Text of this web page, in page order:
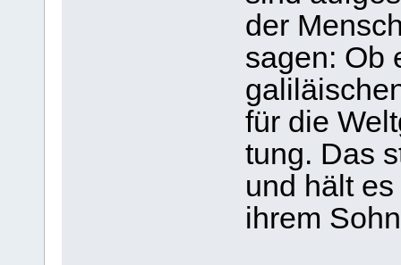
der
sagen: Ob
für die
tung. Das
und hält
ihrem